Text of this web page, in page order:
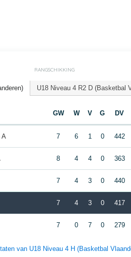
RANGSCHIKKING
U18 Niveau 4 R2 D (Basketbal
GW W V G DV
A 7 6 1 0 442
8 4 4 0 363
7 4 3 0 440
7 4 3 0 417
7 0 7 0 279
van U18 Niveau 4 H (Basketbal